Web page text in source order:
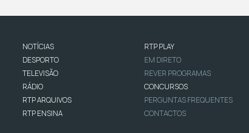
NOTÍCIAS
DESPORTO
TELEVISÃO
RÁDIO
RTP ARQUIVOS
RTP ENSINA
RTP PLAY
EM DIRETO
REVER PROGRAMAS
CONCURSOS
PERGUNTAS FREQUENTES
CONTACTOS